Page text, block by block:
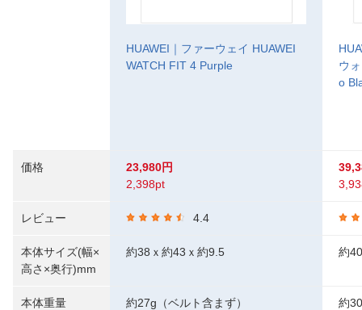
価格
レビュー
本体サイズ(幅×
高さ×奥行)mm
本体重量
HUAWEI｜ファーウェイ HUAWEI
WATCH FIT 4 Purple
23,980円
2,398pt
4.4
約38ｘ約43ｘ約9.5
約27g（ベルト含まず）
ウ
o
約
約